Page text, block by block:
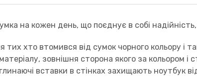
на кожен день, що поєднує в собі
хто втомився від сумок чорного кольору і
зовнішня сторона якого за кольором
вставки в стінках захищають ноутбук